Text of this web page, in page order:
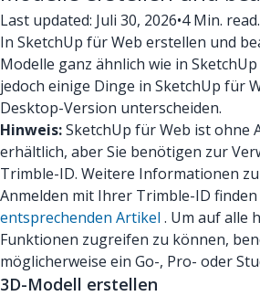
Last updated: Juli 30, 2026•4 Min. read.
In SketchUp für Web erstellen und
Modelle ganz ähnlich wie in
jedoch einige Dinge in SketchUp für
Desktop-Version unterscheiden.
Hinweis:SketchUp für Web ist ohne
erhältlich, aber Sie benötigen zur
Trimble-ID. Weitere Informationen
Anmelden mit Ihrer Trimble-ID finden
entsprechenden Artikel . Um auf alle
Funktionen zugreifen zu können,
möglicherweise ein Go-, Pro- oder
3D-Modell erstellen